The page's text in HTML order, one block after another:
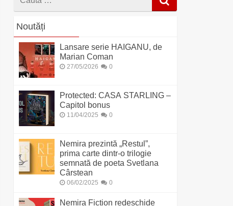
Noutăți
Lansare serie HAIGANU, de
Marian Coman
27/05/2026 0
Protected: CASA STARLING –
Capitol bonus
11/04/2025 0
Nemira prezintă „Restul”,
prima carte dintr-o trilogie
semnată de poeta Svetlana
Cârstean
06/02/2025 0
Nemira Fiction redeschide